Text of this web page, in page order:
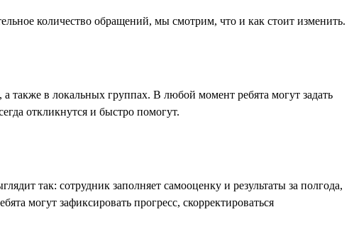
количество обращений, мы смотрим, что и как стоит изменить.
в локальных группах. В любой момент ребята могут задать
откликнутся и быстро помогут.
так: сотрудник заполняет самооценку и результаты за полгода,
могут зафиксировать прогресс, скорректироваться